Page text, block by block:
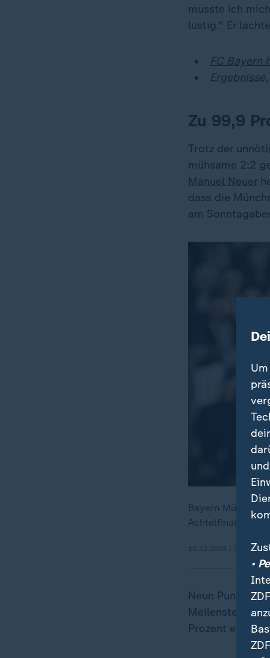
musste ich
lustig." Er
FC Bayern
Zu 99,9
Trotz der
mühsame 2:2
Manuel Neuer
dass die
am
Bayern München
Achtelfinale
10.12.2025 | 2:59 min
Neun Punkte
Meilenstein
Prozent
•